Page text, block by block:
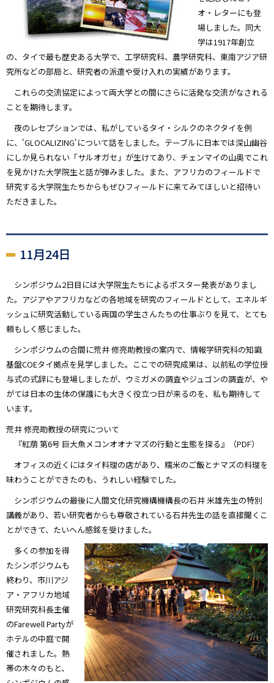
オ・レターにも登
場しました。同大
学は1917年創立
の、タイで最も歴史ある大学で、工学研究科、農学研究科、東南アジア研
究所などの部局と、研究者の派遣や受け入れの実績があります。
これらの交流協定によって両大学との間にさらに活発な交流がなされる
ことを期待します。
夜のレセプションでは、私がしているタイ・シルクのネクタイを例
に、'GLOCALIZING'について話をしました。テーブルに日本では深山幽谷
にしか見られない「サルオガセ」が生けてあり、チェンマイの山奥でこれ
を見かけた大学院生と話が弾みました。また、アフリカのフィールドで
研究する大学院生たちからもぜひフィールドに来てみてほしいと招待い
ただきました。
11月24日
シンポジウム2日目には大学院生たちによるポスター発表がありまし
た。アジアやアフリカなどの各地域を研究のフィールドとして、エネルギ
ッシュに研究活動している両国の学生さんたちの仕事ぶりを見て、とても
頼もしく感じました。
シンポジウムの合間に荒井 修亮助教授の案内で、情報学研究科の知識
基盤COEタイ拠点を見学しました。ここでの研究成果は、以前私の学位授
与式の式辞にも登場しましたが、ウミガメの調査やジュゴンの調査が、や
がては日本の生体の保護にも大きく役立つ日が来るのを、私も期待して
います。
荒井 修亮助教授の研究について
『紅萠 第6号 巨大魚メコンオオナマズの行動と生態を探る』（PDF）
オフィスの近くにはタイ料理の店があり、糯米のご飯とナマズの料理を
味わうことができたのも、うれしい経験でした。
シンポジウムの最後に人間文化研究機構機構長の石井 米雄先生の特別
講義があり、若い研究者からも尊敬されている石井先生の話を直接聞くこ
とができて、たいへん感銘を受けました。
多くの参加を得
たシンポジウムも
終わり、市川アジ
ア・アフリカ地域
研究研究科長主催
のFarewell Partyが
ホテルの中庭で開
催されました。熱
帯の木々のもと、